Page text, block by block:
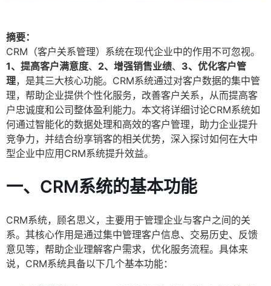
摘要：
CRM（客户关系管理）系统在现代企业中的作用不可忽视。
1、提高客户满意度、 2、增强销售业绩、 3、优化客户管
理，是其三大核心功能。CRM系统通过对客户数据的集中管
理，帮助企业提供个性化服务，改善客户关系，从而提高客
户忠诚度和公司整体盈利能力。本文将详细讨论CRM系统如
何通过智能化的数据处理和高效的客户管理，助力企业提升
竞争力，并结合纷享销客的相关优势，深入探讨如何在大中
型企业中应用CRM系统提升效益。
一、CRM系统的基本功能
CRM系统，顾名思义，主要用于管理企业与客户之间的关
系。其核心作用是通过集中管理客户信息、交易历史、反馈
意见等，帮助企业理解客户需求，优化服务流程。具体来
说，CRM系统具备以下几个基本功能：